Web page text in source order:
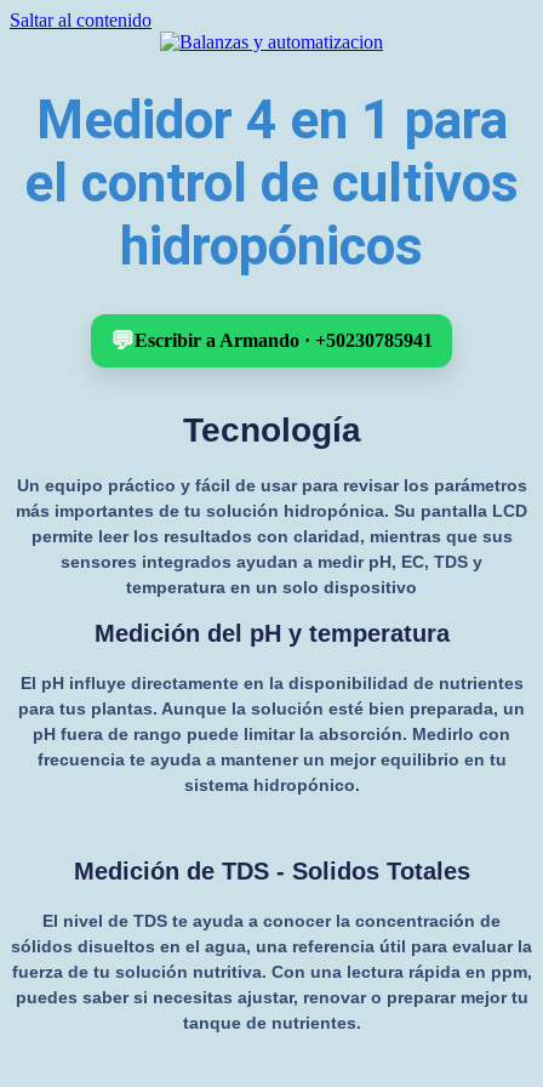
Saltar al contenido
automatizacion
electróncas
europeas
alta
tecnología
Medidor 4 en 1 para
el control de cultivos
hidropónicos
💬Escribir a Armando · +50230785941
Tecnología
Un equipo práctico y fácil de usar para revisar los parámetros
más importantes de tu solución hidropónica. Su pantalla LCD
permite leer los resultados con claridad, mientras que sus
sensores integrados ayudan a medir pH, EC, TDS y
temperatura en un solo dispositivo
Medición del pH y temperatura
El pH influye directamente en la disponibilidad de nutrientes
para tus plantas. Aunque la solución esté bien preparada, un
pH fuera de rango puede limitar la absorción. Medirlo con
frecuencia te ayuda a mantener un mejor equilibrio en tu
sistema hidropónico.
Medición de TDS - Solidos Totales
El nivel de TDS te ayuda a conocer la concentración de
sólidos disueltos en el agua, una referencia útil para evaluar la
fuerza de tu solución nutritiva. Con una lectura rápida en ppm,
puedes saber si necesitas ajustar, renovar o preparar mejor tu
tanque de nutrientes.